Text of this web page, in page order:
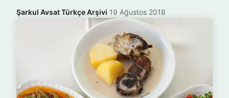
Şarkul Avsat Türkçe Arşivi·19 Ağustos 2018